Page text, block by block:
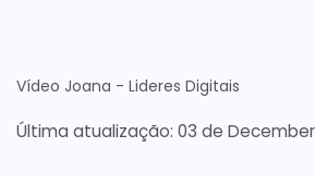
Vídeo Joana - Lideres Digitais
03 de